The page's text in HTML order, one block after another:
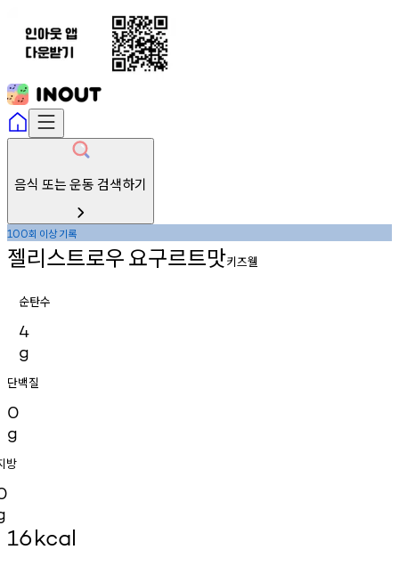
음식 또는 운동 검색하기
100회 이상기록
젤리스트로우요구르트맛키즈웰
순탄수
4
g
단백질
0
g
방
16kcal